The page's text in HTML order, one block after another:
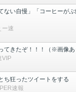
ない自慢」「コーヒーが
ー速
てきたぞ！！！（※画像あ
VIP
ち狂ったツイートをする
速報